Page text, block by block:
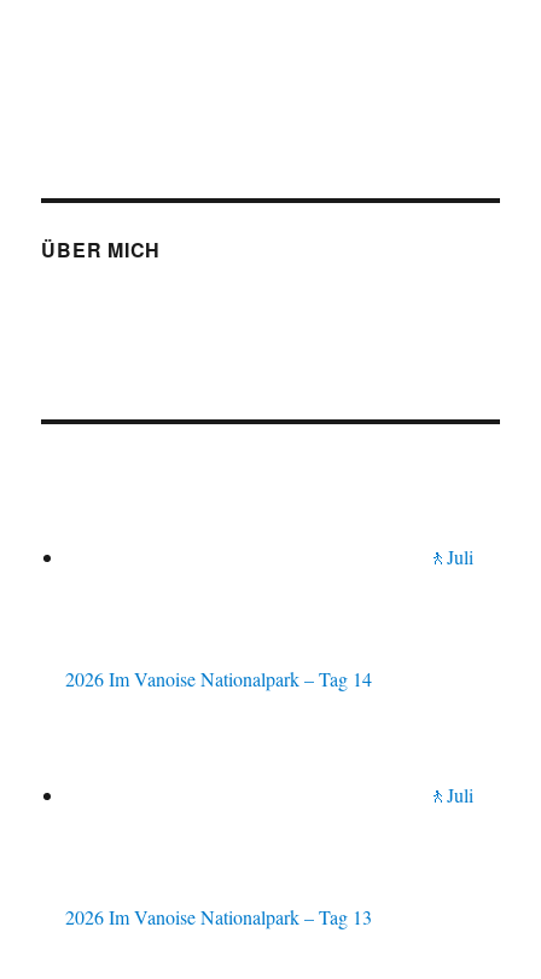
ÜBER MICH
🚶Juli
2026 Im Vanoise Nationalpark – Tag 14
🚶Juli
2026 Im Vanoise Nationalpark – Tag 13